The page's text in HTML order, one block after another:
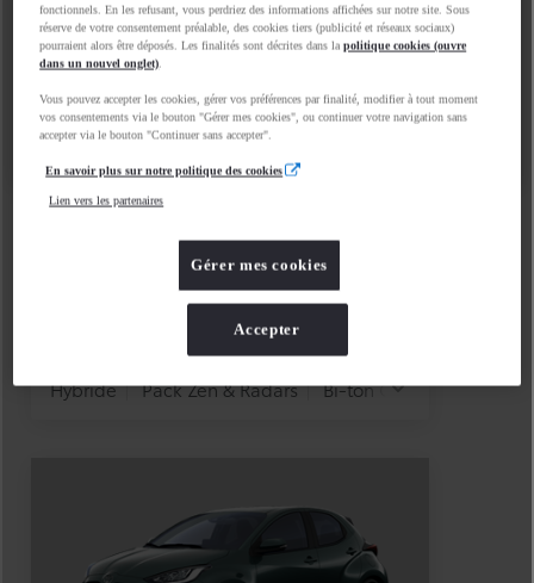
fonctionnels. En les refusant, vous perdriez des informations affichées sur notre site. Sous
réserve de votre consentement préalable, des cookies tiers (publicité et réseaux sociaux)
pourraient alors être déposés. Les finalités sont décrites dans lapolitique cookies (ouvre
dans un nouvel onglet).
Vous pouvez accepter les cookies, gérer vos préférences par finalité, modifier à tout moment
vos consentements via le bouton "Gérer mes cookies", ou continuer votre navigation sans
accepter via le bouton "Continuer sans accepter".
En savoir plus sur notre politique des cookies
Lien vers les partenaires
Gérer mes cookies
Accepter